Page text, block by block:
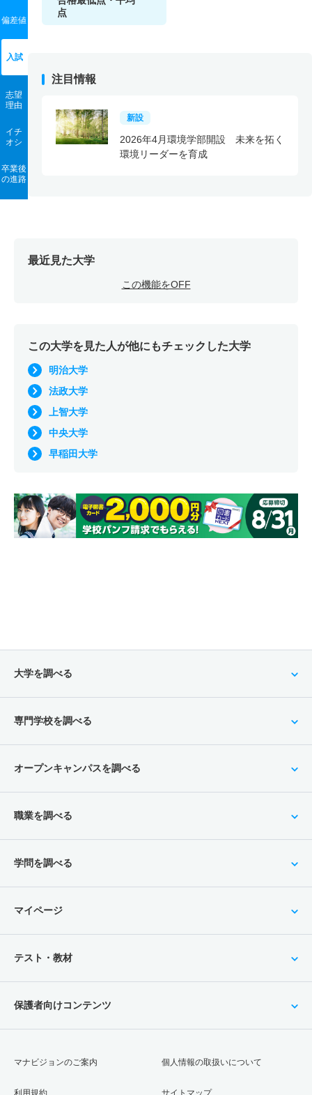
偏差値
入試
志望
理由
イチ
オシ
卒業後
の進路
点
注目情報
新設
2026年4月環境学部開設 未来を拓く
環境リーダーを育成
最近見た大学
この機能をOFF
この大学を見た人が他にもチェックした大学
明治大学
法政大学
上智大学
中央大学
早稲田大学
大学を調べる
専門学校を調べる
オープンキャンパスを調べる
職業を調べる
学問を調べる
マイページ
テスト・教材
保護者向けコンテンツ
マナビジョンのご案内
利用規約
個人情報の取扱いについて
サイトマップ